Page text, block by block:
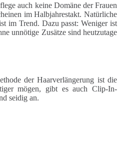
auch keine Domäne der Frauen
im Halbjahrestakt. Natürliche
im Trend. Dazu passt: Weniger ist
unnötige Zusätze sind heutzutage
der Haarverlängerung ist die
mögen, gibt es auch Clip-In-
seidig an.